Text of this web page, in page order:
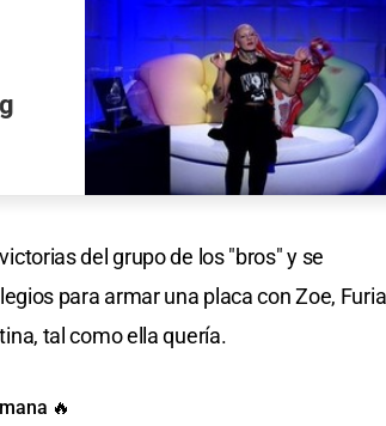
del grupo de los "bros" y se
para armar una placa con Zoe,
tal como ella quería.
🔥